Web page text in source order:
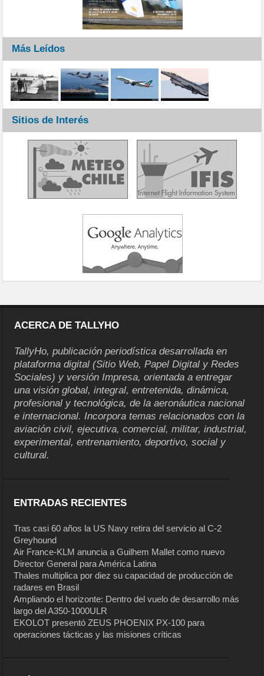
Más Leídos
Sitios de Interés
ACERCA DE TALLYHO
TallyHo, publicación periodística desarrollada en
plataforma digital (Sitio Web, Papel Digital y Redes
Sociales) y versión Impresa, orientada a entregar
una visión global, integral, entretenida, dinámica,
profesional y tecnológica, de la aeronáutica nacional
e internacional. Incorpora temas relacionados con la
aviación civil, ejecutiva, comercial, militar, industrial,
experimental, entrenamiento, deportivo, social y
cultural.
ENTRADAS RECIENTES
Tras casi 60 años la US Navy retira del servicio al C-2
Greyhound
Air France-KLM anuncia a Guilhem Mallet como nuevo
Director General para América Latina
Thales multiplica por diez su capacidad de producción de
radares en Brasil
Ampliando el horizonte: Dentro del vuelo de desarrollo más
largo del A350-1000ULR
EKOLOT presentó ZEUS PHOENIX PX-100 para
operaciones tácticas y las misiones críticas